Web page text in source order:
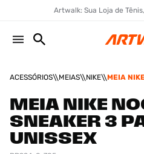
Artwalk: Sua Loja de
ACESSÓRIOS MEIAS NIKE
MEIA
MEIA NIKE
SNEAKER 3
UNISSEX